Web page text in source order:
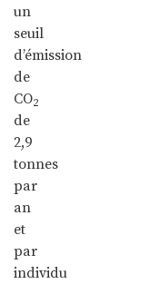
un
seuil
d’émission
de
CO2
de
2,9
tonnes
par
an
et
par
individu